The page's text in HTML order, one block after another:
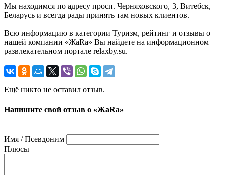
Мы находимся по адресу просп. Черняховского, 3, Витебск,
Беларусь и всегда рады принять там новых клиентов.
Всю информацию в категории Туризм, рейтинг и отзывы о
нашей компании «ЖаRа» Вы найдете на информационном
развлекательном портале relaxby.su.
Ещё никто не оставил отзыв.
Напишите свой отзыв о «ЖаRа»
Имя / Псевдоним
Плюсы